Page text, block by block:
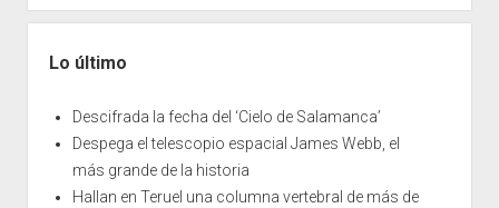
Lo último
Descifrada la fecha del ‘Cielo de Salamanca’
Despega el telescopio espacial James Webb, el
más grande de la historia
Hallan en Teruel una columna vertebral de más de